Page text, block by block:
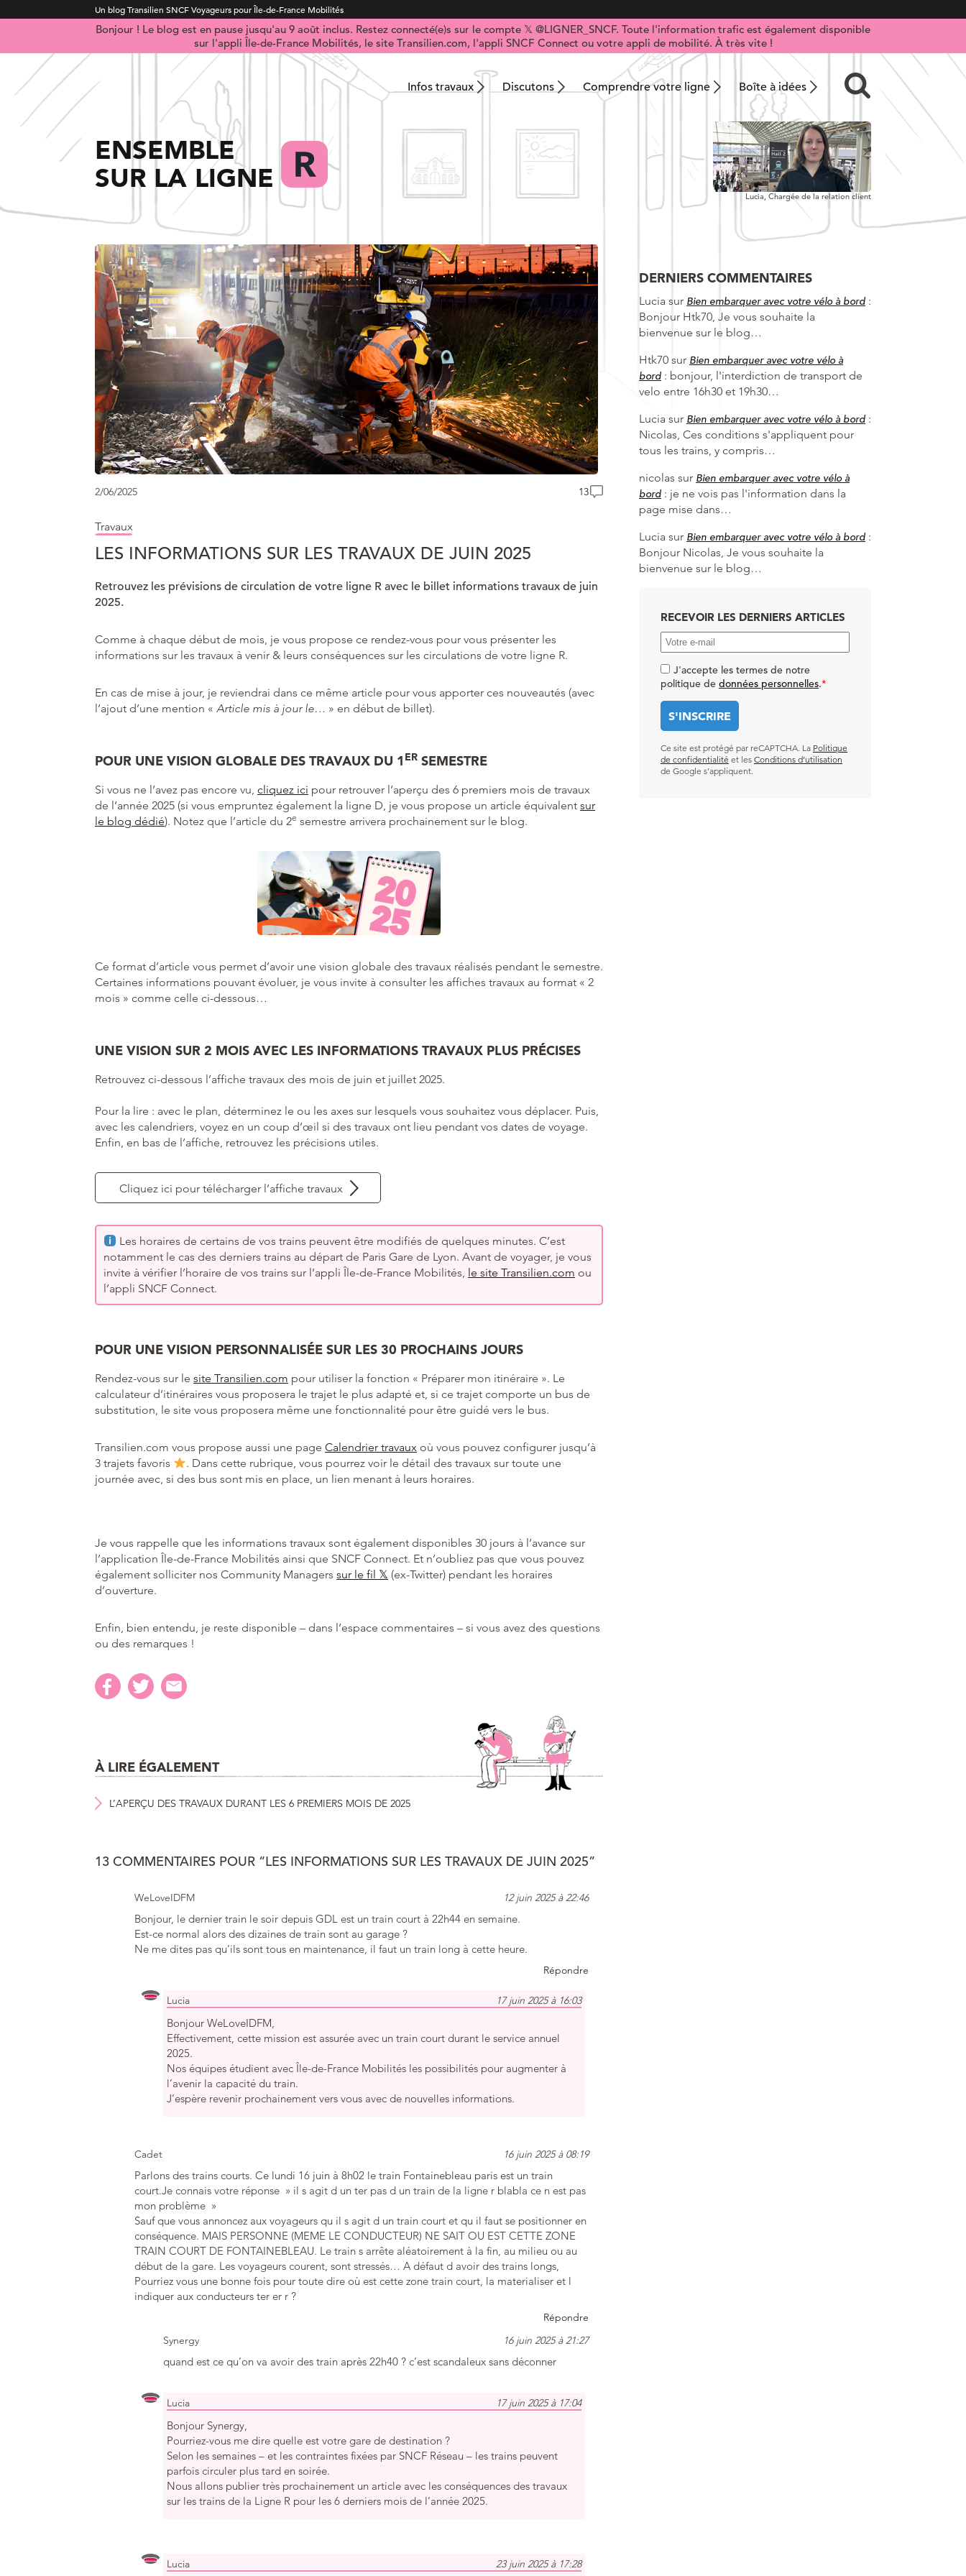
Un blog Transilien SNCF Voyageurs pour Île-de-France Mobilités
Bonjour ! Le blog est en pause jusqu'au 9 août inclus. Restez connecté(e)s sur le compte 𝕏 @LIGNER_SNCF. Toute l'information trafic est également disponible
sur l'appli Île-de-France Mobilités, le site Transilien.com, l'appli SNCF Connect ou votre appli de mobilité. À très vite !
Infos travaux Discutons Comprendre votre ligne Boîte à idées
ENSEMBLE
SUR LA LIGNE
Lucia, Chargée de la relation client
2/06/2025 13
Travaux
LES INFORMATIONS SUR LES TRAVAUX DE JUIN 2025
Retrouvez les prévisions de circulation de votre ligne R avec le billet informations travaux de juin
2025.
Comme à chaque début de mois, je vous propose ce rendez-vous pour vous présenter les
informations sur les travaux à venir & leurs conséquences sur les circulations de votre ligne R.
En cas de mise à jour, je reviendrai dans ce même article pour vous apporter ces nouveautés (avec
l’ajout d’une mention « Article mis à jour le… » en début de billet).
POUR UNE VISION GLOBALE DES TRAVAUX DU 1 ER SEMESTRE
Si vous ne l’avez pas encore vu, cliquez ici pour retrouver l’aperçu des 6 premiers mois de travaux
de l’année 2025 (si vous empruntez également la ligne D, je vous propose un article équivalent sur
le blog dédié). Notez que l’article du 2e semestre arrivera prochainement sur le blog.
Ce format d’article vous permet d’avoir une vision globale des travaux réalisés pendant le semestre.
Certaines informations pouvant évoluer, je vous invite à consulter les affiches travaux au format « 2
mois » comme celle ci-dessous…
UNE VISION SUR 2 MOIS AVEC LES INFORMATIONS TRAVAUX PLUS PRÉCISES
Retrouvez ci-dessous l’affiche travaux des mois de juin et juillet 2025.
Pour la lire : avec le plan, déterminez le ou les axes sur lesquels vous souhaitez vous déplacer. Puis,
avec les calendriers, voyez en un coup d’œil si des travaux ont lieu pendant vos dates de voyage.
Enfin, en bas de l’affiche, retrouvez les précisions utiles.
Cliquez ici pour télécharger l’affiche travaux
Les horaires de certains de vos trains peuvent être modifiés de quelques minutes. C’est
notamment le cas des derniers trains au départ de Paris Gare de Lyon. Avant de voyager, je vous
invite à vérifier l’horaire de vos trains sur l’appli Île-de-France Mobilités, le site Transilien.com ou
l’appli SNCF Connect.
POUR UNE VISION PERSONNALISÉE SUR LES 30 PROCHAINS JOURS
Rendez-vous sur le site Transilien.com pour utiliser la fonction « Préparer mon itinéraire ». Le
calculateur d’itinéraires vous proposera le trajet le plus adapté et, si ce trajet comporte un bus de
substitution, le site vous proposera même une fonctionnalité pour être guidé vers le bus.
Transilien.com vous propose aussi une page Calendrier travaux où vous pouvez configurer jusqu’à
3 trajets favoris
. Dans cette rubrique, vous pourrez voir le détail des travaux sur toute une
journée avec, si des bus sont mis en place, un lien menant à leurs horaires.
Je vous rappelle que les informations travaux sont également disponibles 30 jours à l’avance sur
l’application Île-de-France Mobilités ainsi que SNCF Connect. Et n’oubliez pas que vous pouvez
également solliciter nos Community Managers sur le fil 𝕏 (ex-Twitter) pendant les horaires
d’ouverture.
Enfin, bien entendu, je reste disponible – dans l’espace commentaires – si vous avez des questions
ou des remarques !
À LIRE ÉGALEMENT
L’APERÇU DES TRAVAUX DURANT LES 6 PREMIERS MOIS DE 2025
13 COMMENTAIRES POUR “LES INFORMATIONS SUR LES TRAVAUX DE JUIN 2025”
WeLoveIDFM 12 juin 2025 à 22:46
Bonjour, le dernier train le soir depuis GDL est un train court à 22h44 en semaine.
Est-ce normal alors des dizaines de train sont au garage ?
Ne me dites pas qu’ils sont tous en maintenance, il faut un train long à cette heure.
Répondre
Lucia 17 juin 2025 à 16:03
Bonjour WeLoveIDFM,
Effectivement, cette mission est assurée avec un train court durant le service annuel
2025.
Nos équipes étudient avec Île-de-France Mobilités les possibilités pour augmenter à
l’avenir la capacité du train.
J’espère revenir prochainement vers vous avec de nouvelles informations.
Cadet 16 juin 2025 à 08:19
Parlons des trains courts. Ce lundi 16 juin à 8h02 le train Fontainebleau paris est un train
court.Je connais votre réponse » il s agit d un ter pas d un train de la ligne r blabla ce n est pas
mon problème »
Sauf que vous annoncez aux voyageurs qu il s agit d un train court et qu il faut se positionner en
conséquence. MAIS PERSONNE (MEME LE CONDUCTEUR) NE SAIT OU EST CETTE ZONE
TRAIN COURT DE FONTAINEBLEAU. Le train s arrête aléatoirement à la fin, au milieu ou au
début de la gare. Les voyageurs courent, sont stressés… A défaut d avoir des trains longs,
Pourriez vous une bonne fois pour toute dire où est cette zone train court, la materialiser et l
indiquer aux conducteurs ter er r ?
Répondre
Synergy
16 juin 2025 à 21:27
quand est ce qu’on va avoir des train après 22h40 ? c’est scandaleux sans déconner
Lucia 17 juin 2025 à 17:04
Bonjour Synergy,
Pourriez-vous me dire quelle est votre gare de destination ?
Selon les semaines – et les contraintes fixées par SNCF Réseau – les trains peuvent
parfois circuler plus tard en soirée.
Nous allons publier très prochainement un article avec les conséquences des travaux
sur les trains de la Ligne R pour les 6 derniers mois de l’année 2025.
Lucia 23 juin 2025 à 17:28
DERNIERS COMMENTAIRES
Lucia sur Bien embarquer avec votre vélo à bord :
Bonjour Htk70, Je vous souhaite la
bienvenue sur le blog…
Htk70 sur Bien embarquer avec votre vélo à
bord : bonjour, l'interdiction de transport de
velo entre 16h30 et 19h30…
Lucia sur Bien embarquer avec votre vélo à bord :
Nicolas, Ces conditions s'appliquent pour
tous les trains, y compris…
nicolas sur Bien embarquer avec votre vélo à
bord : je ne vois pas l'information dans la
page mise dans…
Lucia sur Bien embarquer avec votre vélo à bord :
Bonjour Nicolas, Je vous souhaite la
bienvenue sur le blog…
RECEVOIR LES DERNIERS ARTICLES
J'accepte les termes de notre
politique de données personnelles.*
Ce site est protégé par reCAPTCHA. La Politique
de confidentialité et les Conditions d’utilisation
de Google s’appliquent.